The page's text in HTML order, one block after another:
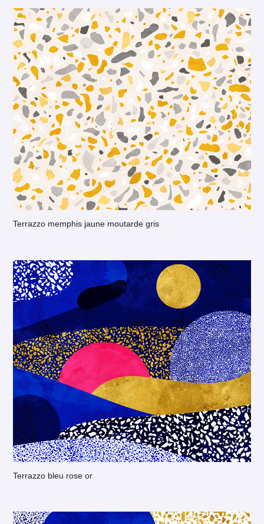
Terrazzo memphis jaune moutarde gris
Terrazzo bleu rose or